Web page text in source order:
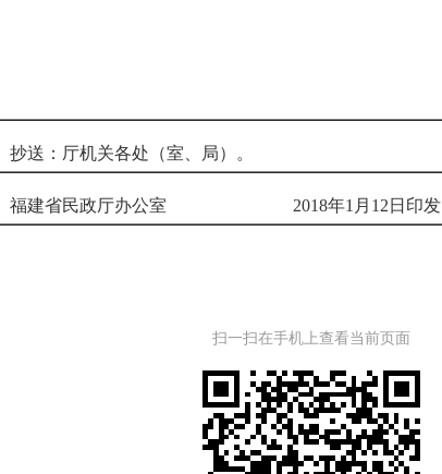
抄送：厅机关各处（室、局）。
福建省民政厅办公室 2018年1 月 12 日印发
扫一扫在手机上查看当前页面